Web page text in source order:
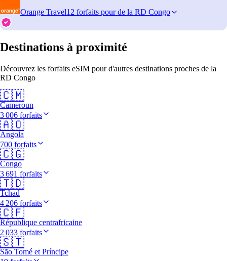
Orange Travel12 forfaits pour de la RD Congo
Destinations à proximité
Découvrez les forfaits eSIM pour d'autres destinations proches de la
RD Congo
🇨🇲
Cameroun
3 006 forfaits
🇦🇴
Angola
700 forfaits
🇨🇬
Congo
3 691 forfaits
🇹🇩
Tchad
4 206 forfaits
🇨🇫
République centrafricaine
2 033 forfaits
🇸🇹
São Tomé et Príncipe